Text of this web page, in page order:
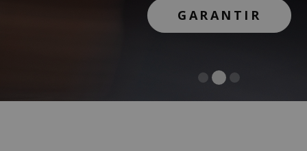
COMPRAR
GARANTIR
GARANTIR